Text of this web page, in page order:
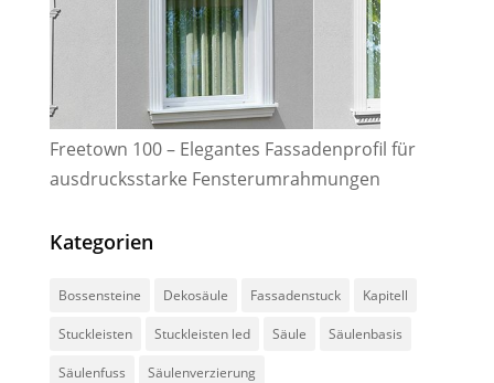
Freetown 100 – Elegantes Fassadenprofil für
ausdrucksstarke Fensterumrahmungen
Kategorien
Bossensteine Dekosäule Fassadenstuck Kapitell
Stuckleisten Stuckleisten led Säule Säulenbasis
Säulenfuss Säulenverzierung